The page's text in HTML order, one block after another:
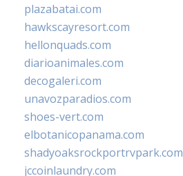
plazabatai.com
hawkscayresort.com
hellonquads.com
diarioanimales.com
decogaleri.com
unavozparadios.com
shoes-vert.com
elbotanicopanama.com
shadyoaksrockportrvpark.com
jccoinlaundry.com